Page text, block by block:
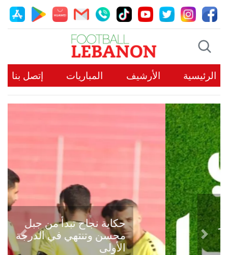
الرئيسية الأرشيف المباريات إتصل بنا
حكاية نجاح تبدأ من جبل
محسن وتنتهي في الدرجة
الأولىPrevious
Next